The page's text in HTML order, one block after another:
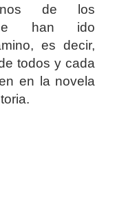
de los
han ido
es decir,
todos y cada
en la novela